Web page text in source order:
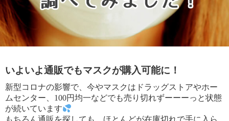
いよいよ通販でもマスクが購入可能に！
新型コロナの影響で、今やマスクはドラッグストアやホー
ムセンター、100円均一などでも売り切れずーーーっと状態
が続いています
もちろん通販を探しても、ほとんどが在庫切れで手に入ら